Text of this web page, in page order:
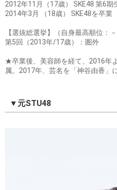
2012年11月（17歳） SKE48 第6期
2014年3月 （18歳） SKE48を卒業
【選抜総選挙】（自身最高順位：－
第5回（2013年/17歳）：圏外
★卒業後、美容師を経て、2016年
属。2017年、芸名を「神谷由香」
▼元STU48